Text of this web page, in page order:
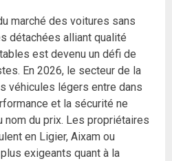
marché des voitures sans
détachées alliant qualité
est devenu un défi de
En 2026, le secteur de la
véhicules légers entre dans
et la sécurité ne
du prix. Les propriétaires
en Ligier, Aixam ou
exigeants quant à la